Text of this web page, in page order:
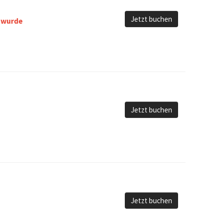
Jetzt buchen
Jetzt buchen
Jetzt buchen